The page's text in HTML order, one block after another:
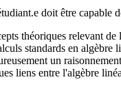
doit être capable
théoriques relevant
standards en algèbre
un
liens entre l'algèbre